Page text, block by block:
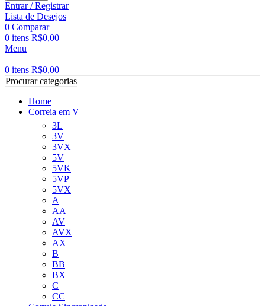
Entrar / Registrar
Lista de Desejos
0 Comparar
0 itens R$0,00
Menu
0 itens R$0,00
Procurar categorias
Home
Correia em V
3L
3V
3VX
5V
5VK
5VP
5VX
A
AA
AV
AVX
AX
B
BB
BX
C
CC